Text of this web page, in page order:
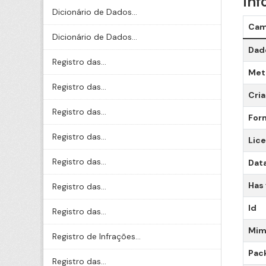
Dicionário de Dados...
Dicionário de Dados...
Registro das...
Registro das...
Registro das...
Registro das...
Registro das...
Registro das...
Registro das...
Registro de Infrações...
Registro das...
Id